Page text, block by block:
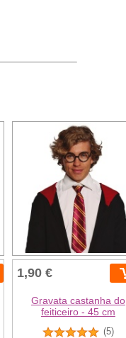
1,90 €
Gravata castanha do
feiticeiro - 45 cm
(5)